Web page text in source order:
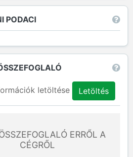
PODACI
letöltése Letöltés
ERRŐL A
CÉGRŐL